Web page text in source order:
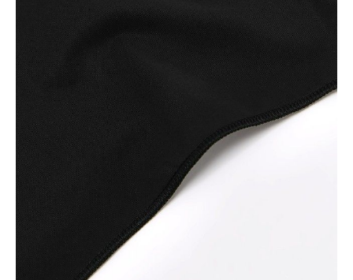
• kwiatowy haft,
• bawełniany klin,
• płaskie krawędzie u dołu.
SKU
1009021800010012
Skład
poliamid 81%, elastan 19%, klin: bawełna 100%
Udostępnij produkt
Podmiot odpowiedzialny
EuroTrade Tex Sp z o.o.
Św. Teresy 91
91-341, Łódź, Polska
+48 500-503-636
info@conteshop.pl
Ten produkt nie ma pytań Możesz zadać pytanie, klikając przycisk
poniżej
Zadaj pytanie
Nowe pytanie